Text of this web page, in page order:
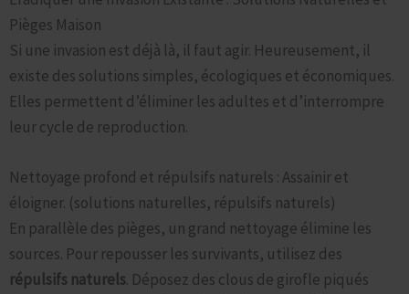
Pièges Maison
Si une invasion est déjà là, il faut agir. Heureusement, il
existe des solutions simples, écologiques et économiques.
Elles permettent d’éliminer les adultes et d’interrompre
leur cycle de reproduction.
Nettoyage profond et répulsifs naturels : Assainir et
éloigner. (solutions naturelles, répulsifs naturels)
En parallèle des pièges, un grand nettoyage élimine les
sources. Pour repousser les survivants, utilisez des
répulsifs naturels. Déposez des clous de girofle piqués